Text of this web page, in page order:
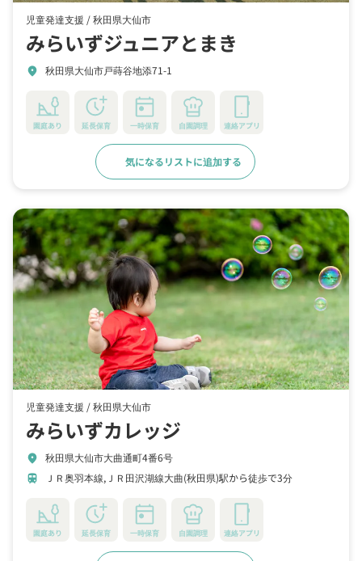
児童発達支援 /秋田県大仙市
みらいずジュニアとまき
location_on 秋田県大仙市戸蒔谷地添71-1
園庭あり 延長保育 一時保育 自園調理 連絡アプリ
気になるリストに追加する
児童発達支援 /秋田県大仙市
みらいずカレッジ
location_on 秋田県大仙市大曲通町4番6号
train ＪＲ奥羽本線,ＪＲ田沢湖線大曲(秋田県)駅から徒歩で3分
園庭あり 延長保育 一時保育 自園調理 連絡アプリ